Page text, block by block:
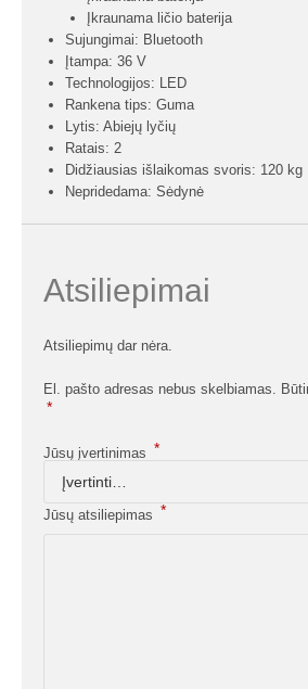
Įkraunama ličio baterija
Sujungimai: Bluetooth
Įtampa: 36 V
Technologijos: LED
Rankena tips: Guma
Lytis: Abiejų lyčių
Ratais: 2
Didžiausias išlaikomas svoris: 120 kg
Nepridedama: Sėdynė
Atsiliepimai
Atsiliepimų dar nėra.
El. pašto adresas nebus skelbiamas.
*
Jūsų įvertinimas *
Jūsų atsiliepimas *